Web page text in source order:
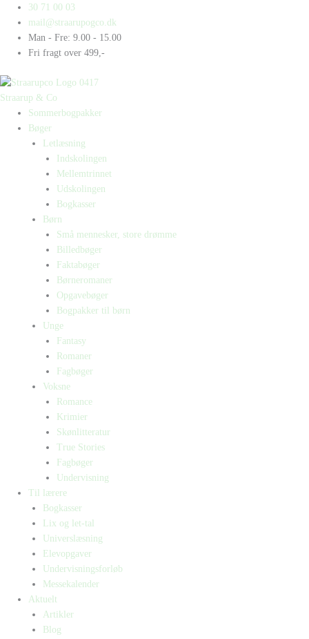
indholdet
30 71 00 03
mail@straarupogco.dk
Man - Fre: 9.00 - 15.00
Fri fragt over 499,-
Straarup & Co
Sommerbogpakker
Bøger
Letlæsning
Indskolingen
Mellemtrinnet
Udskolingen
Bogkasser
Børn
Små mennesker, store drømme
Billedbøger
Faktabøger
Børneromaner
Opgavebøger
Bogpakker til børn
Unge
Fantasy
Romaner
Fagbøger
Voksne
Romance
Krimier
Skønlitteratur
True Stories
Fagbøger
Undervisning
Til lærere
Bogkasser
Lix og let-tal
Universlæsning
Elevopgaver
Undervisningsforløb
Messekalender
Aktuelt
Artikler
Blog
Products
search
Products
search